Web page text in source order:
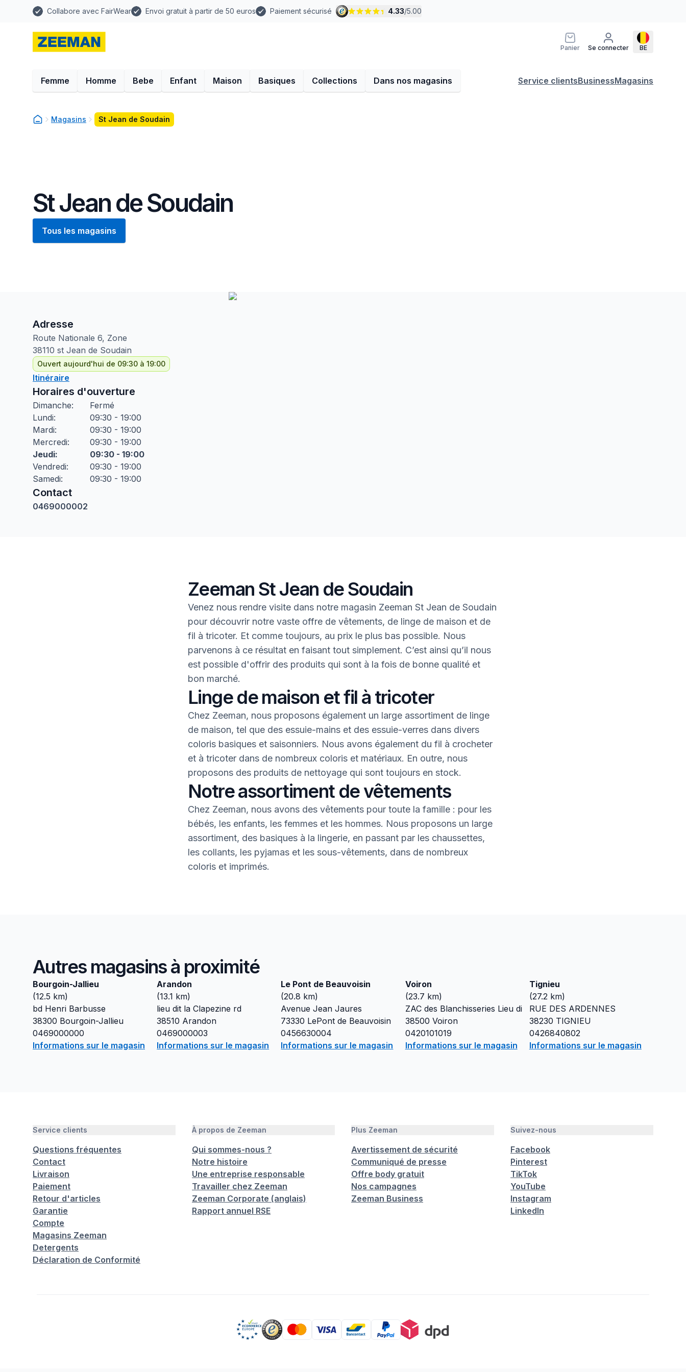
Collabore avec FairWear Envoi gratuit à partir de 50 euros Paiement sécurisé 4.33/5.00
Panier Se connecter BE
Femme Homme Bebe Enfant Maison Basiques Collections Dans nos magasins Service clientsBusinessMagasins
Magasins St Jean de Soudain
St Jean de Soudain
Tous les magasins
Adresse
Route Nationale 6, Zone
38110 st Jean de Soudain
Ouvert aujourd'hui de 09:30 à 19:00
Itinéraire
Horaires d'ouverture
Dimanche:
Fermé
Lundi:
09:30 - 19:00
Mardi:
09:30 - 19:00
Mercredi:
09:30 - 19:00
Jeudi:
09:30 - 19:00
Vendredi:
09:30 - 19:00
Samedi: 09:30 - 19:00
Contact
0469000002
Zeeman St Jean de Soudain
Venez nous rendre visite dans notre magasin Zeeman St Jean de Soudain
pour découvrir notre vaste offre de vêtements, de linge de maison et de
fil à tricoter. Et comme toujours, au prix le plus bas possible. Nous
parvenons à ce résultat en faisant tout simplement. C’est ainsi qu’il nous
est possible d'offrir des produits qui sont à la fois de bonne qualité et
bon marché.
Linge de maison et fil à tricoter
Chez Zeeman, nous proposons également un large assortiment de linge
de maison, tel que des essuie-mains et des essuie-verres dans divers
coloris basiques et saisonniers. Nous avons également du fil à crocheter
et à tricoter dans de nombreux coloris et matériaux. En outre, nous
proposons des produits de nettoyage qui sont toujours en stock.
Notre assortiment de vêtements
Chez Zeeman, nous avons des vêtements pour toute la famille : pour les
bébés, les enfants, les femmes et les hommes. Nous proposons un large
assortiment, des basiques à la lingerie, en passant par les chaussettes,
les collants, les pyjamas et les sous-vêtements, dans de nombreux
coloris et imprimés.
Autres magasins à proximité
Bourgoin-Jallieu
(12.5 km)
bd Henri Barbusse
38300 Bourgoin-Jallieu
0469000000
Informations sur le magasin
Arandon
(13.1 km)
lieu dit la Clapezine rd
38510 Arandon
0469000003
Informations sur le magasin
Le Pont de Beauvoisin
(20.8 km)
Avenue Jean Jaures
73330 LePont de Beauvoisin
0456630004
Informations sur le magasin
Voiron
(23.7 km)
ZAC des Blanchisseries Lieu di
38500 Voiron
0420101019
Informations sur le magasin
Tignieu
(27.2km)
RUE DES ARDENNES
38230 TIGNIEU
0426840802
Informations sur le magasin
Service clients
Questions fréquentes
Contact
Livraison
Paiement
Retour d'articles
Garantie
Compte
Magasins Zeeman
Detergents
Déclaration de Conformité
À propos de Zeeman
Qui sommes-nous ?
Notre histoire
Une entreprise responsable
Travailler chez Zeeman
Zeeman Corporate (anglais)
Rapport annuel RSE
Plus Zeeman
Avertissement de sécurité
Communiqué de presse
Offre body gratuit
Nos campagnes
Zeeman Business
Suivez-nous
Facebook
Pinterest
TikTok
YouTube
Instagram
LinkedIn